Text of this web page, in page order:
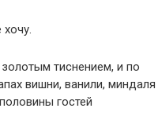
тиснением, и по
вишни, ванили, миндаля
гостей